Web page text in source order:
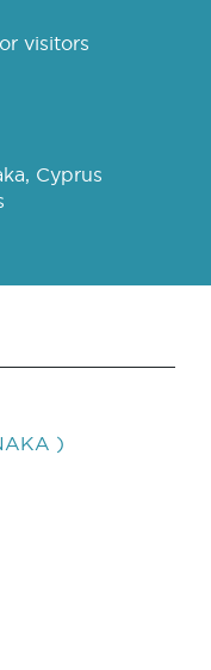
visitors
Cyprus
)